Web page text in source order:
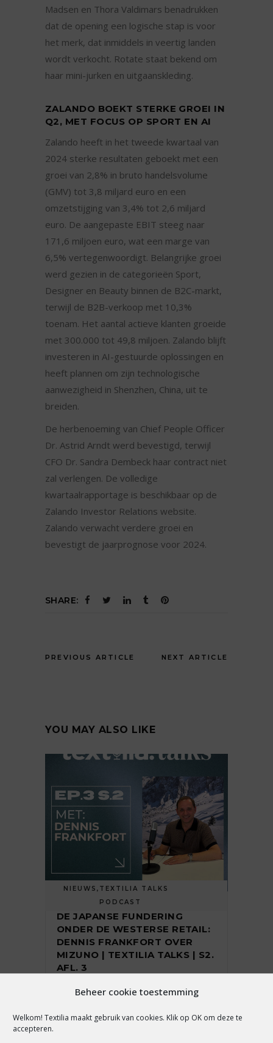
Beheer cookie toestemming
Welkom! Textilia maakt gebruik van cookies. Klik op OK om deze te
accepteren.
Madsen en Thora Valdimars benadrukken
dat de opening een logische stap is voor
het merk, dat inmiddels in veertig landen
wordt verkocht. Rotate staat bekend om
haar mini-jurken en uitgaanskleding.
ZALANDO BOEKT STERKE GROEI IN
Q2, MET FOCUS OP SPORT EN AI
Zalando heeft in het tweede kwartaal van
2024 sterke resultaten geboekt met een
groei van 2,8% in bruto handelsvolume
(GMV) tot 3,8 miljard euro en een
omzetstijging van 3,4% tot 2,6 miljard
euro. De aangepaste EBIT steeg naar
171,6 miljoen euro, wat een marge van
6,5% vertegenwoordigt. Belangrijke groei
werd gezien in de categorieën Sport,
Designer en Beauty binnen de B2C-markt,
terwijl de B2B-verkoop met 10,3%
toenam. Het aantal actieve klanten groeide
met 300.000 tot 49,8 miljoen. Zalando blijft
investeren in AI-gestuurde oplossingen en
heeft plannen om zijn technologische
aanwezigheid in Shenzhen, China, uit te
breiden.
De herbenoeming van Chief People Officer
Dr. Astrid Arndt werd bevestigd, terwijl
CFO Dr. Sandra Dembeck haar contract niet
zal verlengen. De volledige
kwartaalrapportage is beschikbaar op de
Zalando Investor Relations website.
Zalando verwacht verdere groei en
bevestigt de jaarprognose voor 2024.
SHARE:
PREVIOUS ARTICLE NEXT ARTICLE
YOU MAY ALSO LIKE
NIEUWS , TEXTILIA TALKS
PODCAST
DE JAPANSE FUNDERING
ONDER DE WESTERSE RETAIL:
DENNIS FRANKFORT OVER
MIZUNO | TEXTILIA TALKS | S2.
AFL. 3
5 augustus 2026